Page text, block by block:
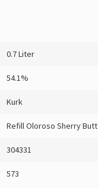
0.7 Liter
54.1%
Kurk
Refill Oloroso Sherry Butt
304331
573